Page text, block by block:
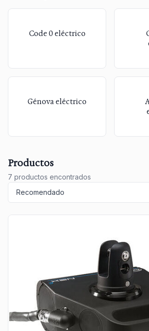
Code 0 eléctrico
Génova eléctrico
Productos
7 productos encontrados
Recomendado